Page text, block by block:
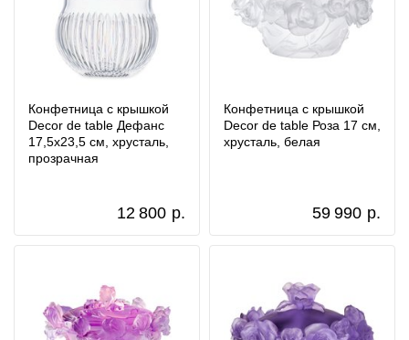
Конфетница с крышкой
Decor de table Дефанс
17,5х23,5 см, хрусталь,
прозрачная
12 800 р.
Конфетница с крышкой
Decor de table Роза 17 см,
хрусталь, белая
59 990 р.